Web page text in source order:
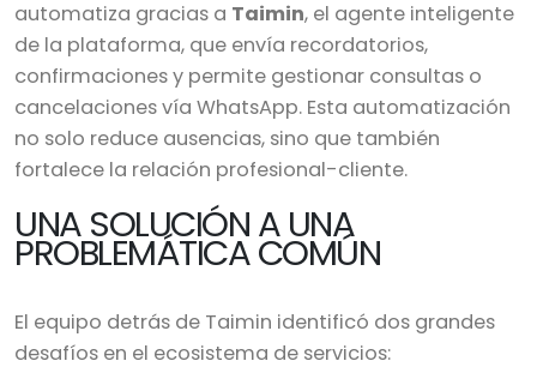
automatiza gracias a Taimin, el agente inteligente
de la plataforma, que envía recordatorios,
confirmaciones y permite gestionar consultas o
cancelaciones vía WhatsApp. Esta automatización
no solo reduce ausencias, sino que también
fortalece la relación profesional-cliente.
UNA SOLUCIÓN A UNA
PROBLEMÁTICA COMÚN
El equipo detrás de Taimin identificó dos grandes
desafíos en el ecosistema de servicios: